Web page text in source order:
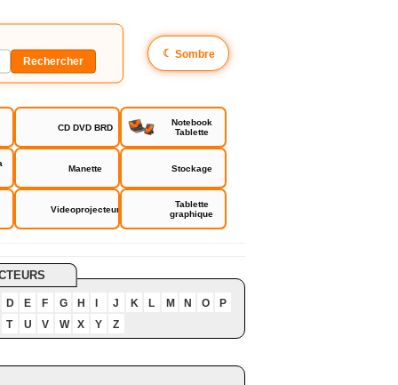
☾ Sombre
CD DVD BRD
Notebook
Tablette
Manette Stockage
Videoprojecteur
Tablette
graphique
driver
D E F G H J K L M N O
P
T
U V W X Y Z